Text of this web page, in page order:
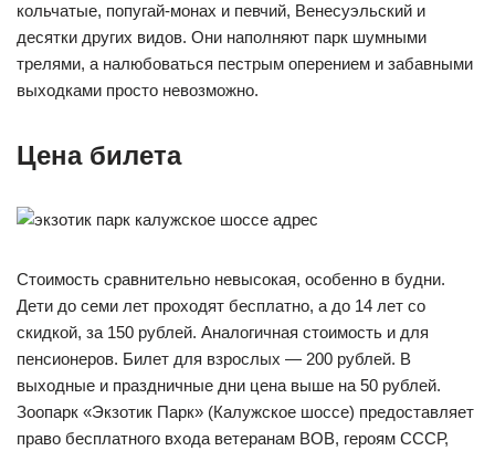
кольчатые, попугай-монах и певчий, Венесуэльский и
десятки других видов. Они наполняют парк шумными
трелями, а налюбоваться пестрым оперением и забавными
выходками просто невозможно.
Цена билета
Стоимость сравнительно невысокая, особенно в будни.
Дети до семи лет проходят бесплатно, а до 14 лет со
скидкой, за 150 рублей. Аналогичная стоимость и для
пенсионеров. Билет для взрослых — 200 рублей. В
выходные и праздничные дни цена выше на 50 рублей.
Зоопарк «Экзотик Парк» (Калужское шоссе) предоставляет
право бесплатного входа ветеранам ВОВ, героям СССР,